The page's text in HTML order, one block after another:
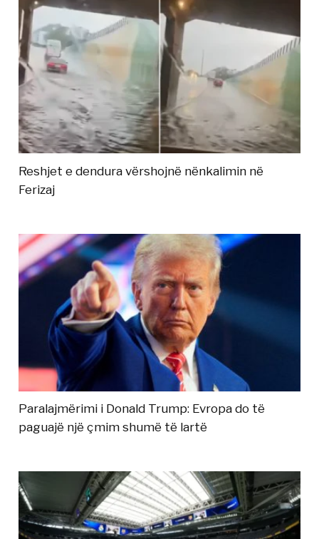
Reshjet e dendura vërshojnë nënkalimin në
Ferizaj
Paralajmërimi i Donald Trump: Evropa do të
paguajë një çmim shumë të lartë